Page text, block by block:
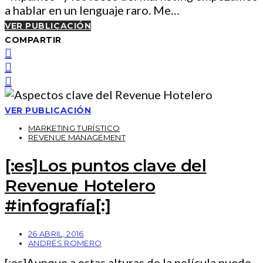
a hablar en un lenguaje raro. Me…
VER PUBLICACIÓN
COMPARTIR
VER PUBLICACIÓN
MARKETING TURÍSTICO
REVENUE MANAGEMENT
[:es]Los puntos clave del
Revenue Hotelero
#infografía[:]
26 ABRIL, 2016
ANDRÉS ROMERO